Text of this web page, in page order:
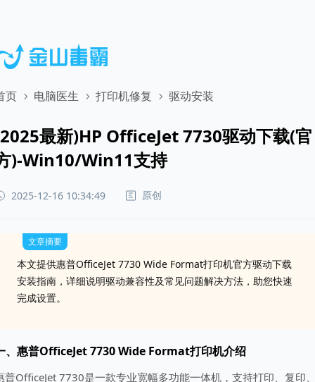
页 电脑医生 打印机修复 驱动安装
最新)HP OfficeJet 7730驱动下载(官
)-Win10/Win11支持
2025-12-16 10:34:49 原创
文章摘要
本文提供惠普OfficeJet 7730 Wide Format打印机官方驱动下载
安装指南，详细说明驱动兼容性及常见问题解决方法，助您快速
完成设置。
、惠普OfficeJet 7730 Wide Format打印机介绍
普OfficeJet 7730是一款专业宽幅多功能一体机，支持打印、复印